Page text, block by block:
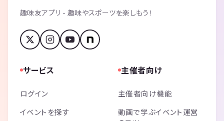
趣味友アプリ - 趣味やスポーツを楽しもう！
サービス
ログイン
イベントを探す
主催者向け
主催者向け機能
動画で学ぶイベント運営